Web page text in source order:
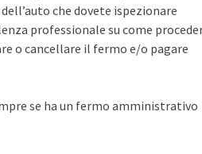
che dovete ispezionare
professionale su come
o cancellare il fermo e/o pagare
se ha un fermo amministrativo